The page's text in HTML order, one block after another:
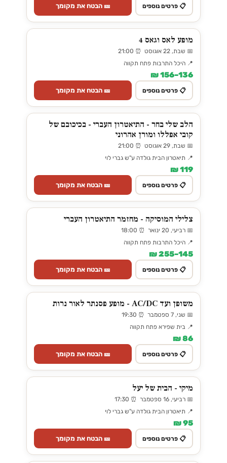
📋 פרטים נוספים 🎫 הבטח את מקומך
מופע לאס וגאס 4
📅 שבת, 22 אוגוסט ⏰ 21:00
📍 היכל התרבות פתח תקווה
136–156 ₪
📋 פרטים נוספים 🎫 הבטח את מקומך
הלב שלי בחר - התיאטרון העברי - בכיכובם של
קובי אפללו ומורן אהרוני
📅 שבת, 29 אוגוסט ⏰ 21:00
📍 תיאטרון הבית גולדה ע"ש גברי לוי
119 ₪
📋 פרטים נוספים 🎫 הבטח את מקומך
צלילי המוסיקה - מחזמר התיאטרון העברי
📅 רביעי, 20 ינואר ⏰ 18:00
📍 היכל התרבות פתח תקווה
145–255 ₪
📋 פרטים נוספים 🎫 הבטח את מקומך
משופן ועד AC/DC - מופע פסנתר לאור נרות
📅 שני, 7 ספטמבר ⏰ 19:30
📍 בית שפירא פתח תקווה
86 ₪
📋 פרטים נוספים 🎫 הבטח את מקומך
מיקי - הבית של יעל
📅 רביעי, 16 ספטמבר ⏰ 17:30
📍 תיאטרון הבית גולדה ע"ש גברי לוי
95 ₪
📋 פרטים נוספים 🎫 הבטח את מקומך